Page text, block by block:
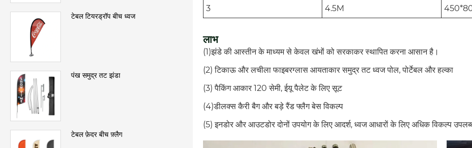
टेबल टियरड्रॉप बीच ध्वज
पंख समुद्र तट झंडा
टेबल फ़ेदर बीच फ़्लैग
3
4.5M
लाभ
(1)झंडे की आस्तीन के माध्यम से केवल खंभों को सरकाकर स्थापित करना आसान है।
(2) टिकाऊ और लचीला फाइबरग्लास आयताकार समुद्र तट ध्वज पोल, पोर्टेबल और हल्का
(3) पैकिंग आकार 120 सेमी, ईयू पैलेट के लिए सूट
(4)डीलक्स कैरी बैग और बड़े रैंड फ्लैग बेस विकल्प
(5) इनडोर और आउटडोर दोनों उपयोग के लिए आदर्श, ध्वज आधारों के लिए अधिक विकल्प